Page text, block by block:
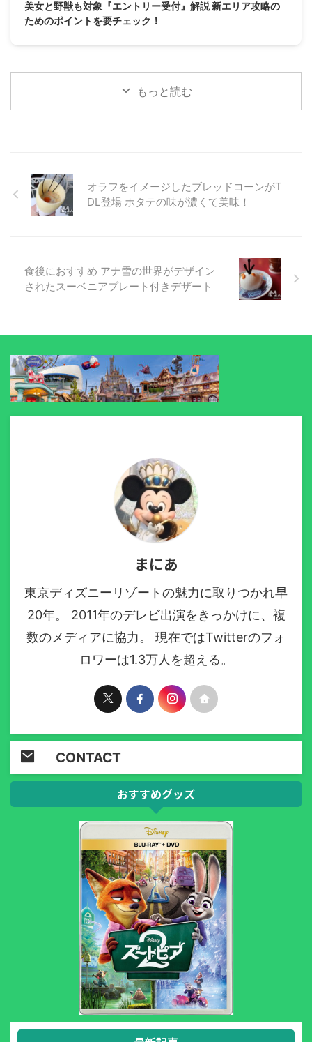
美女と野獣も対象『エントリー受付』解説 新エリア攻略の
ためのポイントを要チェック！
もっと読む
オラフをイメージしたブレッドコーンがT
DL登場 ホタテの味が濃くて美味！
食後におすすめ アナ雪の世界がデザイン
されたスーベニアプレート付きデザート
まにあ
東京ディズニーリゾートの魅力に取りつかれ早
20年。 2011年のデレビ出演をきっかけに、複
数のメディアに協力。 現在ではTwitterのフォ
ロワーは1.3万人を超える。
CONTACT
おすすめグッズ